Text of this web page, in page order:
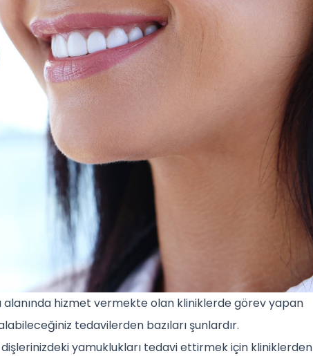
alanında hizmet vermekte olan kliniklerde görev yapan
tedavilerden bazıları şunlardır.
yamuklukları tedavi ettirmek için kliniklerden